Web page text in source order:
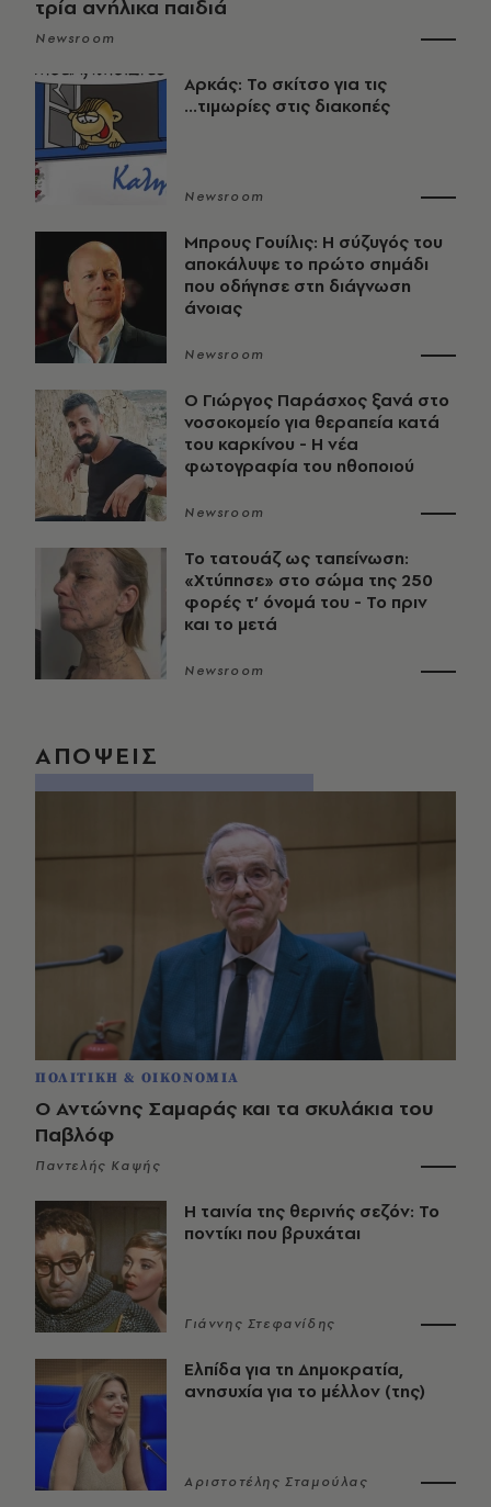
τρία ανήλικα παιδιά
Newsroom
Αρκάς: Το σκίτσο για τις
...τιμωρίες στις διακοπές
Newsroom
Μπρους Γουίλις: Η σύζυγός του
αποκάλυψε το πρώτο σημάδι
που οδήγησε στη διάγνωση
άνοιας
Newsroom
O Γιώργος Παράσχος ξανά στο
νοσοκομείο για θεραπεία κατά
του καρκίνου - Η νέα
φωτογραφία του ηθοποιού
Newsroom
Το τατουάζ ως ταπείνωση:
«Χτύπησε» στο σώμα της 250
φορές τ’ όνομά του - Το πριν
και το μετά
Newsroom
ΑΠΟΨΕΙΣ
ΠΟΛΙΤΙΚΗ & ΟΙΚΟΝΟΜΙΑ
Ο Αντώνης Σαμαράς και τα σκυλάκια του
Παβλόφ
Παντελής Καψής
Η ταινία της θερινής σεζόν: Το
ποντίκι που βρυχάται
Γιάννης Στεφανίδης
Ελπίδα για τη Δημοκρατία,
ανησυχία για το μέλλον (της)
Αριστοτέλης Σταμούλας